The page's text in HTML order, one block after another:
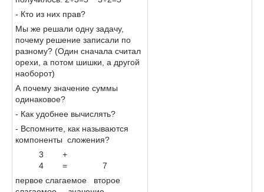
- Кто из них прав?
Мы же решали одну задачу,
почему решение записали по
разному? (Один сначала считал
орехи, а потом шишки, а другой
наоборот)
А почему значение суммы
одинаковое?
- Как удобнее вычислять?
- Вспомните, как называются
компоненты сложения?
3 +
4 = 7
первое слагаемое второе